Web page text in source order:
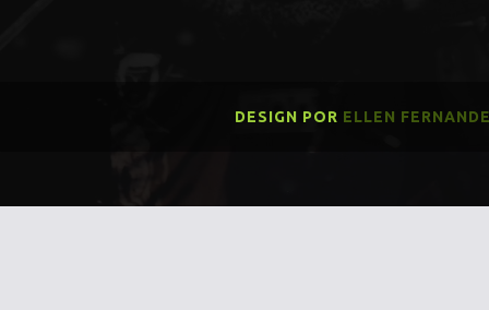
DESIGN POR ELLEN